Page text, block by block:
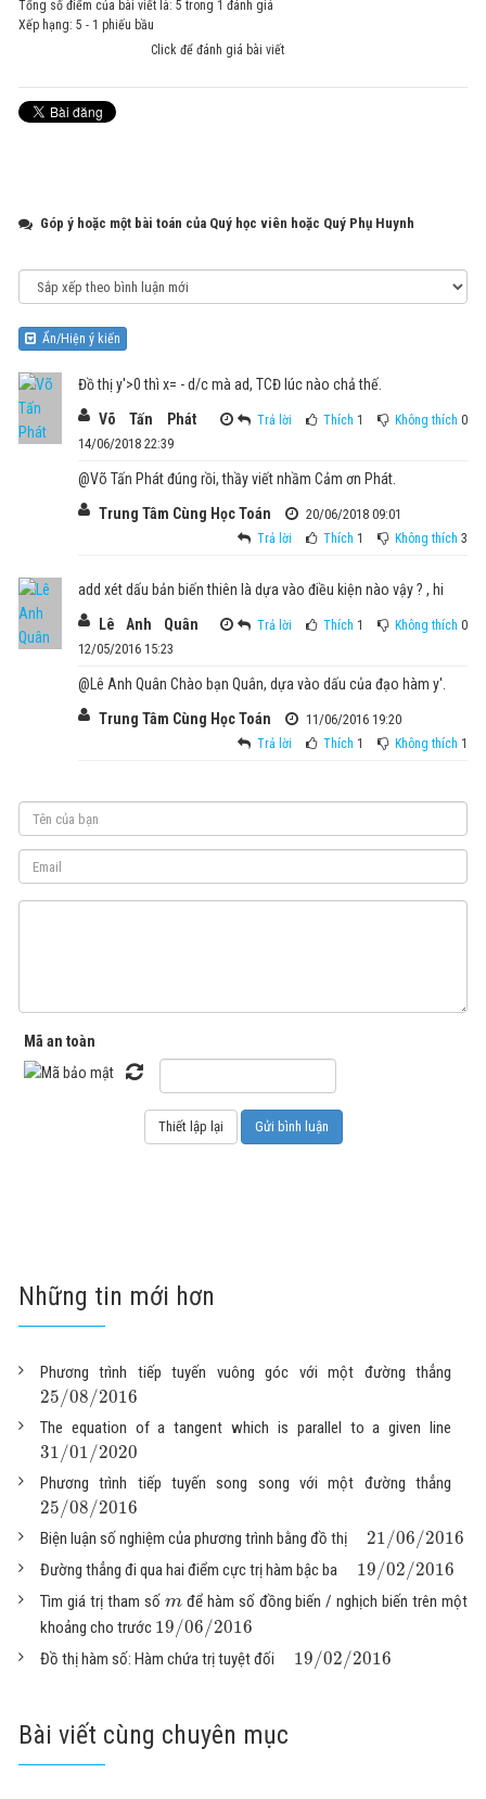
Tổng số điểm của bài viết là: 5 trong 1 đánh giá
Xếp hạng: 5 - 1 phiếu bầu
Click để đánh giá bài viết
Góp ý hoặc một bài toán của Quý học viên hoặc Quý Phụ Huynh
Ẩn/Hiện ý kiến
Đồ thị y'>0 thì x= - d/c mà ad, TCĐ lúc nào chả thế.
Võ Tấn Phát
Trả lời Thích 1 Không thích 0
14/06/2018 22:39
@Võ Tấn Phát đúng rồi, thầy viết nhầm Cảm ơn Phát.
Trung Tâm Cùng Học Toán
Trả lời Thích 1 Không thích 3
20/06/2018 09:01
add xét dấu bản biến thiên là dựa vào điều kiện nào vậy ? , hi
Lê Anh Quân
Trả lời Thích 1 Không thích 0
12/05/2016 15:23
@Lê Anh Quân Chào bạn Quân, dựa vào dấu của đạo hàm y'.
Trung Tâm Cùng Học Toán
Trả lời Thích 1 Không thích 1
11/06/2016 19:20
Mã an toàn
Những tin mới hơn
Phương trình tiếp tuyến vuông góc với một đường thẳng
25/08/2016
The equation of a tangent which is parallel to a given line
31/01/2020
Phương trình tiếp tuyến song song với một đường thẳng
25/08/2016
Biện luận số nghiệm của phương trình bằng đồ thị 21/06/2016
Đường thẳng đi qua hai điểm cực trị hàm bậc ba 19/02/2016
Tìm giá trị tham số mđể hàm số đồng biến / nghịch biến trên một
khoảng cho trước 19/06/2016
Đồ thị hàm số: Hàm chứa trị tuyệt đối 19/02/2016
Bài viết cùng chuyên mục